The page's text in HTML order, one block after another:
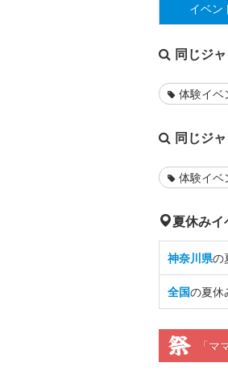
イベン
同じジ
体験イベ
同じジ
体験イベ
夏休みイ
神奈川県の
全国の夏休
「